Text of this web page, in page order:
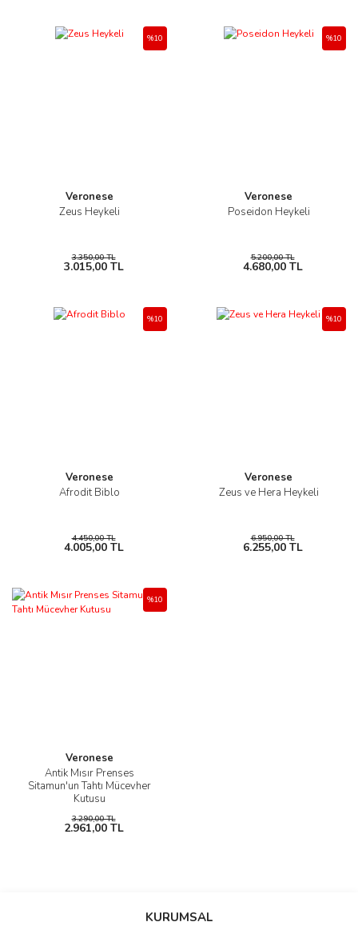
Veronese
Zeus Heykeli
%10
3.350,00 TL
3.015,00 TL
Veronese
Poseidon Heykeli
%10
5.200,00 TL
4.680,00 TL
Veronese
Afrodit Biblo
%10
4.450,00 TL
4.005,00 TL
Veronese
Zeus ve Hera Heykeli
%10
6.950,00 TL
6.255,00 TL
Veronese
Antik Mısır Prenses
Sitamun'un Tahtı Mücevher
Kutusu
%10
3.290,00 TL
2.961,00 TL
KURUMSAL